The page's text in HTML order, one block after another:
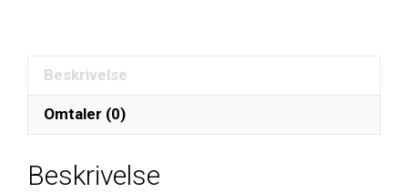
Beskrivelse
Omtaler (0)
Beskrivelse